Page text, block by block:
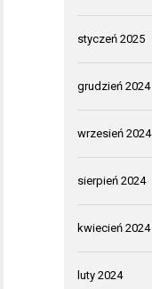
styczeń 2025
grudzień 2024
wrzesień 2024
sierpień 2024
kwiecień 2024
luty 2024